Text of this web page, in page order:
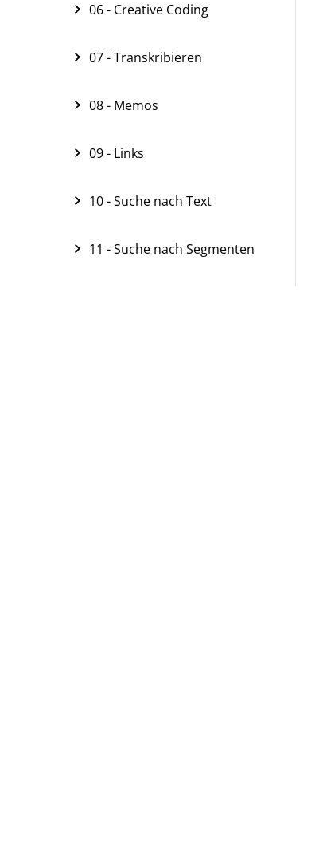
06 - Creative Coding
07 - Transkribieren
08 - Memos
09 - Links
10 - Suche nach Text
11 - Suche nach Segmenten